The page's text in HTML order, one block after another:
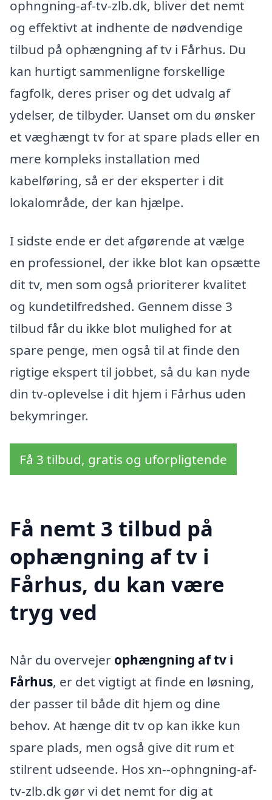
ophngning-af-tv-zlb.dk, bliver det nemt
og effektivt at indhente de nødvendige
tilbud på ophængning af tv i Fårhus. Du
kan hurtigt sammenligne forskellige
fagfolk, deres priser og det udvalg af
ydelser, de tilbyder. Uanset om du ønsker
et væghængt tv for at spare plads eller en
mere kompleks installation med
kabelføring, så er der eksperter i dit
lokalområde, der kan hjælpe.
I sidste ende er det afgørende at vælge
en professionel, der ikke blot kan opsætte
dit tv, men som også prioriterer kvalitet
og kundetilfredshed. Gennem disse 3
tilbud får du ikke blot mulighed for at
spare penge, men også til at finde den
rigtige ekspert til jobbet, så du kan nyde
din tv-oplevelse i dit hjem i Fårhus uden
bekymringer.
Få 3 tilbud, gratis og uforpligtende
Få nemt 3 tilbud på
ophængning af tv i
Fårhus, du kan være
tryg ved
Når du overvejer ophængning af tv i
Fårhus, er det vigtigt at finde en løsning,
der passer til både dit hjem og dine
behov. At hænge dit tv op kan ikke kun
spare plads, men også give dit rum et
stilrent udseende. Hos xn--ophngning-af-
tv-zlb.dk gør vi det nemt for dig at